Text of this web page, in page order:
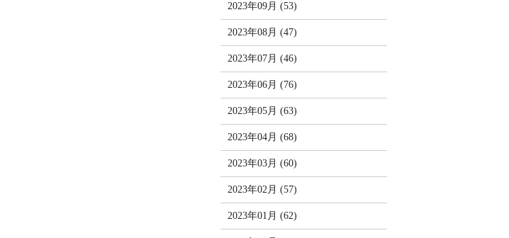
2023年09月 (53)
2023年08月 (47)
2023年07月 (46)
2023年06月 (76)
2023年05月 (63)
2023年04月 (68)
2023年03月 (60)
2023年02月 (57)
2023年01月 (62)